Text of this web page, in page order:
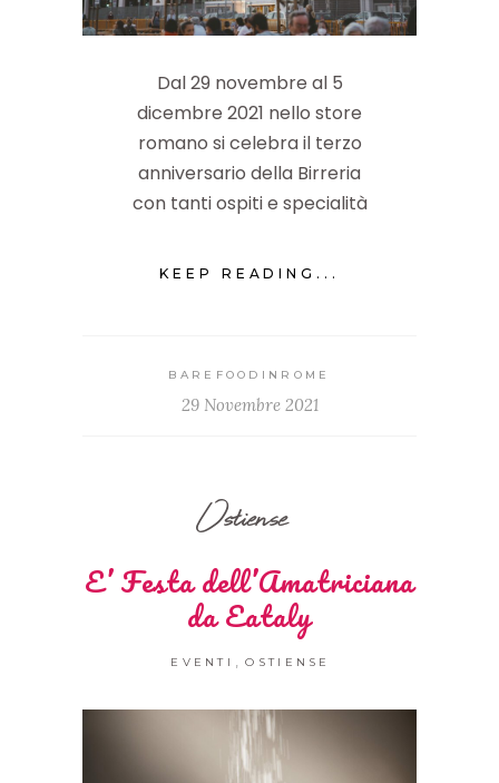
Dal 29 novembre al 5
dicembre 2021 nello store
romano si celebra il terzo
anniversario della Birreria
con tanti ospiti e specialità
KEEP READING...
BAREFOODINROME
29 Novembre 2021
Ostiense
E’ Festa dell’Amatriciana
da Eataly
EVENTI , OSTIENSE